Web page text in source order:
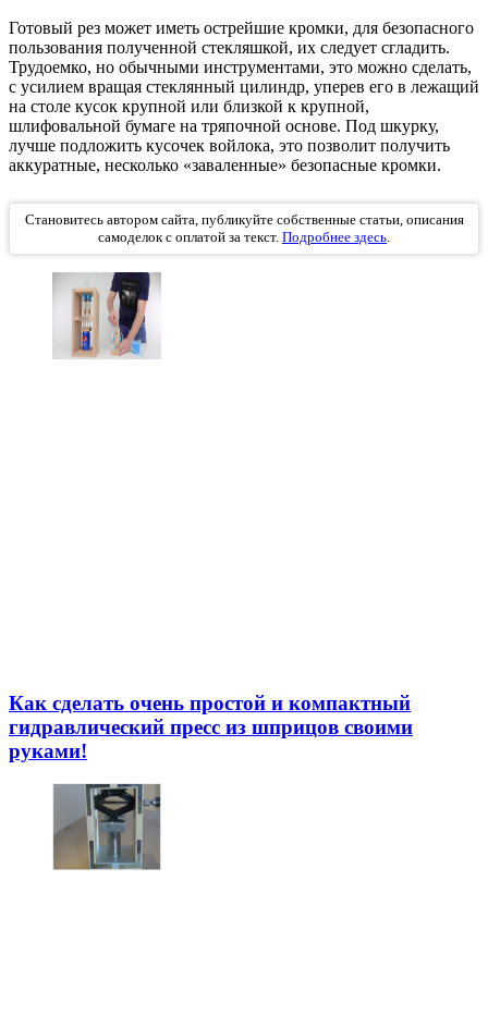
Готовый рез может иметь острейшие кромки, для безопасного
пользования полученной стекляшкой, их следует сгладить.
Трудоемко, но обычными инструментами, это можно сделать,
с усилием вращая стеклянный цилиндр, уперев его в лежащий
на столе кусок крупной или близкой к крупной,
шлифовальной бумаге на тряпочной основе. Под шкурку,
лучше подложить кусочек войлока, это позволит получить
аккуратные, несколько «заваленные» безопасные кромки.
Становитесь автором сайта, публикуйте собственные статьи, описания
самоделок с оплатой за текст. Подробнее здесь.
Как сделать очень простой и компактный
гидравлический пресс из шприцов своими
руками!